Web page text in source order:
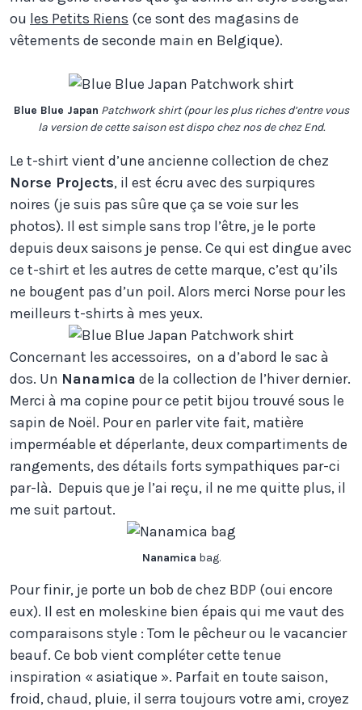
ou les Petits Riens (ce sont des magasins de
vêtements de seconde main en Belgique).
Blue Blue Japan Patchwork shirt (pour les plus riches d’entre vous
la version de cette saison est dispo chez nos de chez End.
Le t-shirt vient d’une ancienne collection de chez
Norse Projects, il est écru avec des surpiqures
noires (je suis pas sûre que ça se voie sur les
photos). Il est simple sans trop l’être, je le porte
depuis deux saisons je pense. Ce qui est dingue avec
ce t-shirt et les autres de cette marque, c’est qu’ils
ne bougent pas d’un poil. Alors merci Norse pour les
meilleurs t-shirts à mes yeux.
Concernant les accessoires, on a d’abord le sac à
dos. Un Nanamica de la collection de l’hiver dernier.
Merci à ma copine pour ce petit bijou trouvé sous le
sapin de Noël. Pour en parler vite fait, matière
imperméable et déperlante, deux compartiments de
rangements, des détails forts sympathiques par-ci
par-là. Depuis que je l’ai reçu, il ne me quitte plus, il
me suit partout.
Nanamica bag.
Pour finir, je porte un bob de chez BDP (oui encore
eux). Il est en moleskine bien épais qui me vaut des
comparaisons style : Tom le pêcheur ou le vacancier
beauf. Ce bob vient compléter cette tenue
inspiration « asiatique ». Parfait en toute saison,
froid, chaud, pluie, il serra toujours votre ami, croyez